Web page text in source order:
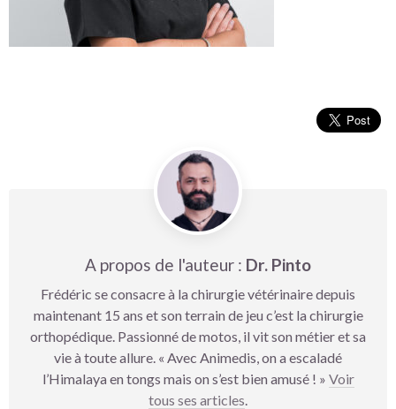
A propos de l'auteur : Dr. Pinto
Frédéric se consacre à la chirurgie vétérinaire depuis
maintenant 15 ans et son terrain de jeu c’est la chirurgie
orthopédique. Passionné de motos, il vit son métier et sa
vie à toute allure. « Avec Animedis, on a escaladé
l’Himalaya en tongs mais on s’est bien amusé ! » Voir
tous ses articles.